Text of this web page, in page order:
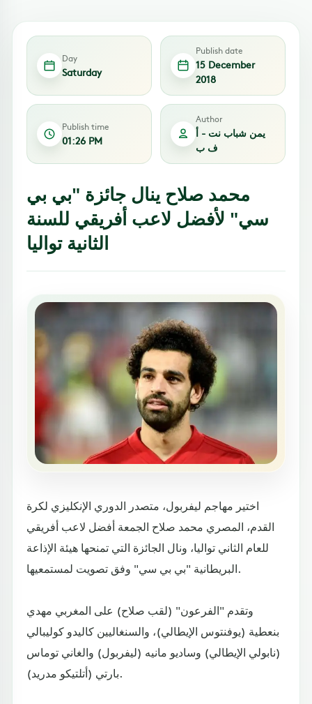
Day
Saturday
Publish date
15 December
2018
Publish time
01:26 PM
Author
يمن شباب نت - أ
ف ب
محمد صلاح ينال جائزة "بي بي
سي" لأفضل لاعب أفريقي للسنة
الثانية تواليا
اختير مهاجم ليفربول، متصدر الدوري الإنكليزي لكرة
القدم، المصري محمد صلاح الجمعة أفضل لاعب أفريقي
للعام الثاني تواليا، ونال الجائزة التي تمنحها هيئة الإذاعة
البريطانية "بي بي سي" وفق تصويت لمستمعيها.
وتقدم "الفرعون" (لقب صلاح) على المغربي مهدي
بنعطية (يوفنتوس الإيطالي)، والسنغاليين كاليدو كوليبالي
(نابولي الإيطالي) وساديو مانيه (ليفربول) والغاني توماس
بارتي (أتلتيكو مدريد).